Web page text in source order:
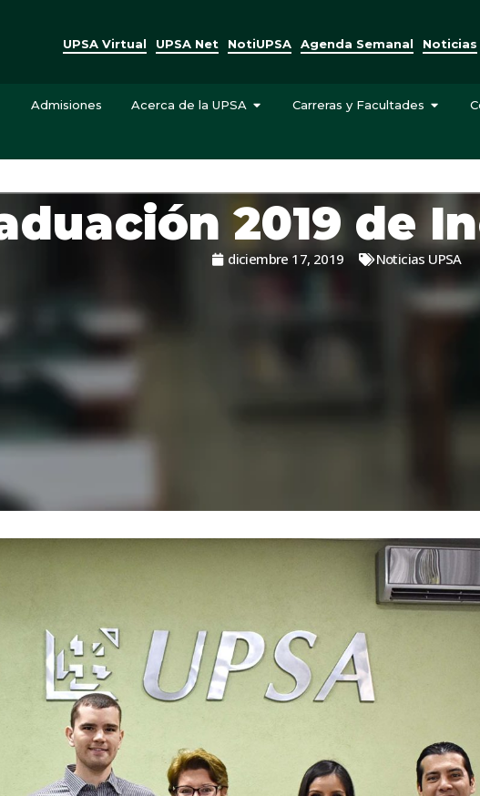
UPSA Virtual UPSA Net NotiUPSA Agenda Semanal Noticias
Admisiones Acerca de la UPSA Carreras y Facultades
2019 de
diciembre 17, 2019 Noticias UPSA